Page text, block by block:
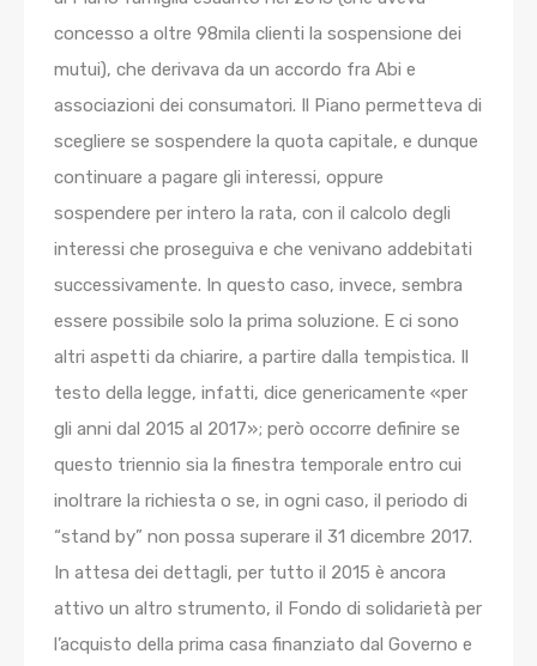
concesso a oltre 98mila clienti la sospensione dei
mutui), che derivava da un accordo fra Abi e
associazioni dei consumatori. Il Piano permetteva di
scegliere se sospendere la quota capitale, e dunque
continuare a pagare gli interessi, oppure
sospendere per intero la rata, con il calcolo degli
interessi che proseguiva e che venivano addebitati
successivamente. In questo caso, invece, sembra
essere possibile solo la prima soluzione. E ci sono
altri aspetti da chiarire, a partire dalla tempistica. Il
testo della legge, infatti, dice genericamente «per
gli anni dal 2015 al 2017»; però occorre definire se
questo triennio sia la finestra temporale entro cui
inoltrare la richiesta o se, in ogni caso, il periodo di
“stand by” non possa superare il 31 dicembre 2017.
In attesa dei dettagli, per tutto il 2015 è ancora
attivo un altro strumento, il Fondo di solidarietà per
l’acquisto della prima casa finanziato dal Governo e